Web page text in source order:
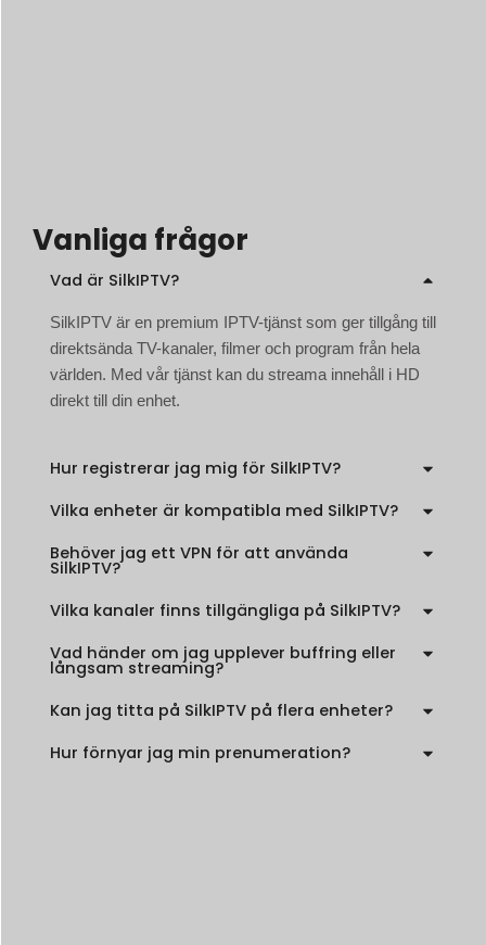
Vanliga frågor
Vad är SilkIPTV?
SilkIPTV är en premium IPTV-tjänst som ger tillgång till
direktsända TV-kanaler, filmer och program från hela
världen. Med vår tjänst kan du streama innehåll i HD
direkt till din enhet.
Hur registrerar jag mig för SilkIPTV?
Vilka enheter är kompatibla med SilkIPTV?
Behöver jag ett VPN för att använda
SilkIPTV?
Vilka kanaler finns tillgängliga på SilkIPTV?
Vad händer om jag upplever buffring eller
långsam streaming?
Kan jag titta på SilkIPTV på flera enheter?
Hur förnyar jag min prenumeration?